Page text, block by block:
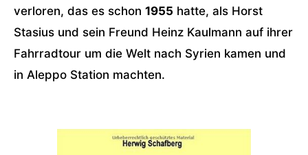
verloren, das es schon 1955 hatte, als Horst
Stasius und sein Freund Heinz Kaulmann auf ihrer
Fahrradtour um die Welt nach Syrien kamen und
in Aleppo Station machten.